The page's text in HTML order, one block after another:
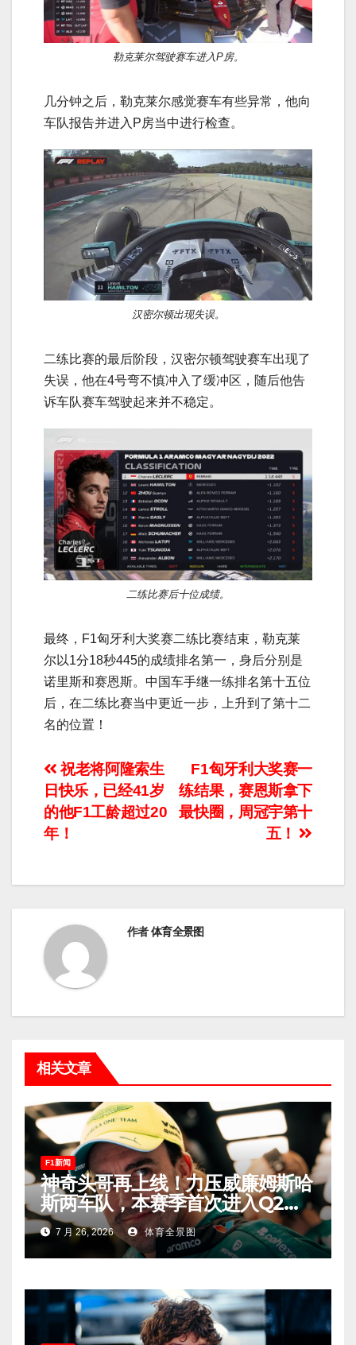
勒克莱尔驾驶赛车进入P房。
几分钟之后，勒克莱尔感觉赛车有些异常，他向
车队报告并进入P房当中进行检查。
汉密尔顿出现失误。
二练比赛的最后阶段，汉密尔顿驾驶赛车出现了
失误，他在4号弯不慎冲入了缓冲区，随后他告
诉车队赛车驾驶起来并不稳定。
二练比赛后十位成绩。
最终，F1匈牙利大奖赛二练比赛结束，勒克莱
尔以1分18秒445的成绩排名第一，身后分别是
诺里斯和赛恩斯。中国车手继一练排名第十五位
后，在二练比赛当中更近一步，上升到了第十二
名的位置！
文
章
导
F1匈牙利大奖赛一
练结果，赛恩斯拿下
最快圈，周冠宇第十
五！
祝老将阿隆索生
日快乐，已经41岁
的他F1工龄超过20
年！
作者体育全景图
相关文章
F1新闻
神奇头哥再上线！力压威廉姆斯哈
斯两车队，本赛季首次进入Q2，
车迷终于扬眉吐气！
7 月 26, 2026 体育全景图